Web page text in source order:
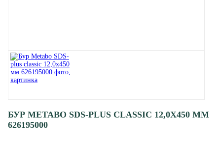
БУР METABO SDS-PLUS CLASSIC 12,0X450 ММ
626195000